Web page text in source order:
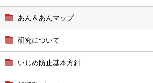
あん＆あんマップ
研究について
いじめ防止基本方針